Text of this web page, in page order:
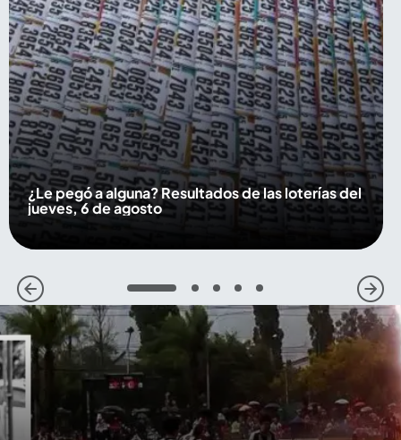
¿Le pegó a alguna? Resultados de las loterías del
jueves, 6 de agosto
1 2 3 4 5